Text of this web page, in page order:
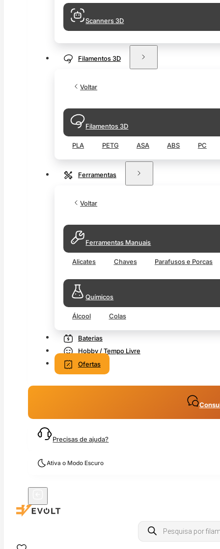
Scanners 3D
Filamentos 3D
Voltar
Filamentos 3D
PLA PETG ASA ABS PC
Ferramentas
Voltar
Ferramentas Manuais
Alicates Chaves Parafusos e Porcas
Químicos
Álcool Colas
Baterias
Hobby / Tempo Livre
Ofertas
Precisas de ajuda?
Ativa o Modo Escuro
Products
search